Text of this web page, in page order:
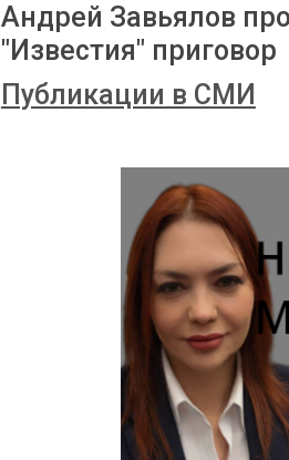
Андрей Завьялов
"Известия" приговор
Публикации в СМИ